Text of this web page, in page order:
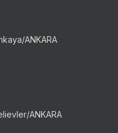
ANKARA
ANKARA